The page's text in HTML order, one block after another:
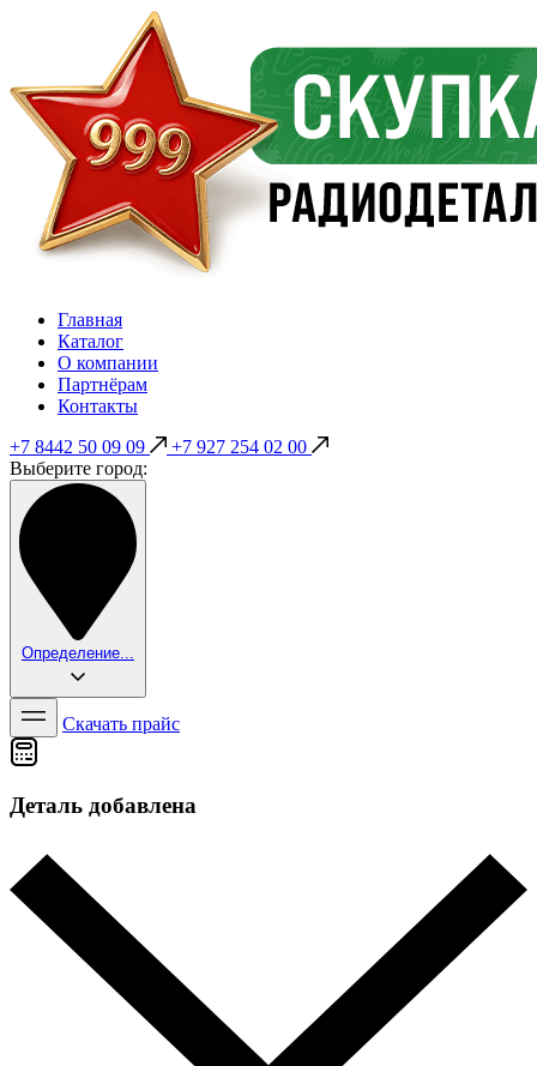
Главная
Каталог
О компании
Партнёрам
Контакты
+7 8442 50 09 09
+7 927 254 02 00
Выберите город:
Определение...
Скачать прайс
Деталь добавлена